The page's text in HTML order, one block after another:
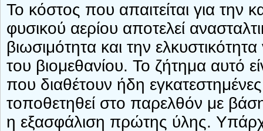
Το κόστος που απαιτείται για
φυσικού αερίου αποτελεί
βιωσιμότητα και την
του βιομεθανίου. Το ζήτημα αυτό
που διαθέτουν ήδη
τοποθετηθεί στο παρελθόν με
η εξασφάλιση πρώτης ύλης.